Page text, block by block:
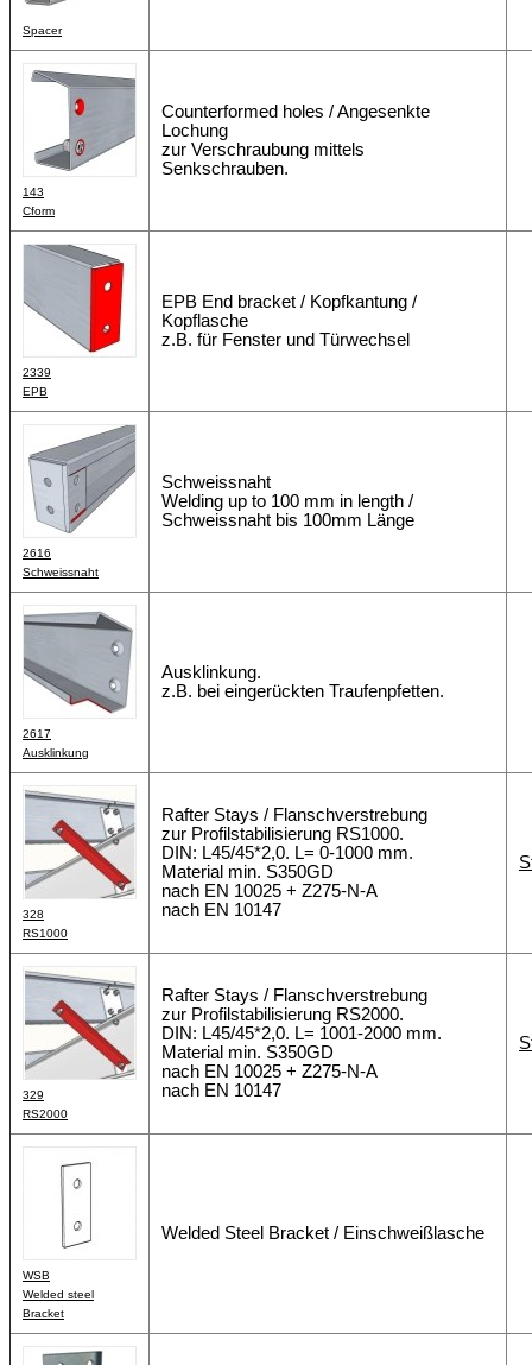
Spacer
143
Cform
Counterformed holes / Angesenkte
Lochung
zur Verschraubung mittels
Senkschrauben.
2339
EPB
EPB End bracket / Kopfkantung /
Kopflasche
z.B. für Fenster und Türwechsel
2616
Schweissnaht
Schweissnaht
Welding up to 100 mm in length /
Schweissnaht bis 100mm Länge
2617
Ausklinkung
Ausklinkung.
z.B. bei eingerückten Traufenpfetten.
328
RS1000
Rafter Stays / Flanschverstrebung
zur Profilstabilisierung RS1000.
DIN: L45/45*2,0. L= 0-1000 mm.
Material min. S350GD
nach EN 10025 + Z275-N-A
nach EN 10147
329
RS2000
Rafter Stays / Flanschverstrebung
zur Profilstabilisierung RS2000.
DIN: L45/45*2,0. L= 1001-2000 mm.
Material min. S350GD
nach EN 10025 + Z275-N-A
nach EN 10147
WSB
Welded steel
Bracket
Welded Steel Bracket / Einschweißlasche